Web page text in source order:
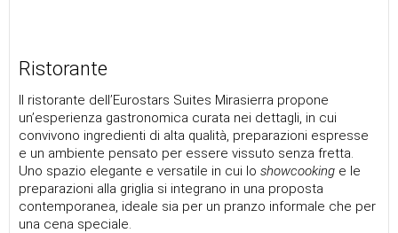
Ristorante
Il ristorante dell’Eurostars Suites Mirasierra propone
un’esperienza gastronomica curata nei dettagli, in cui
convivono ingredienti di alta qualità, preparazioni espresse
e un ambiente pensato per essere vissuto senza fretta.
Uno spazio elegante e versatile in cui lo showcooking e le
preparazioni alla griglia si integrano in una proposta
contemporanea, ideale sia per un pranzo informale che per
una cena speciale.